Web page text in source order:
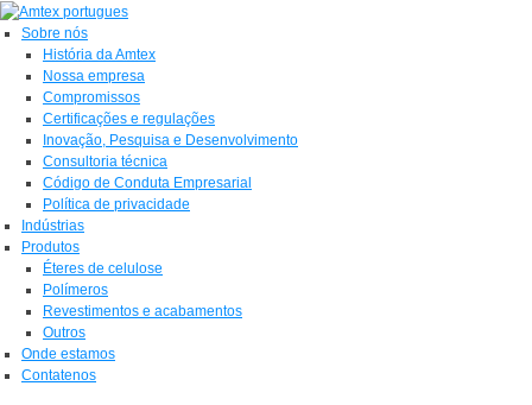
Sobre nós
História da Amtex
Nossa empresa
Compromissos
Certificações e regulações
Inovação, Pesquisa e Desenvolvimento
Consultoria técnica
Código de Conduta Empresarial
Política de privacidade
Indústrias
Produtos
Éteres de celulose
Polímeros
Revestimentos e acabamentos
Outros
Onde estamos
Contatenos